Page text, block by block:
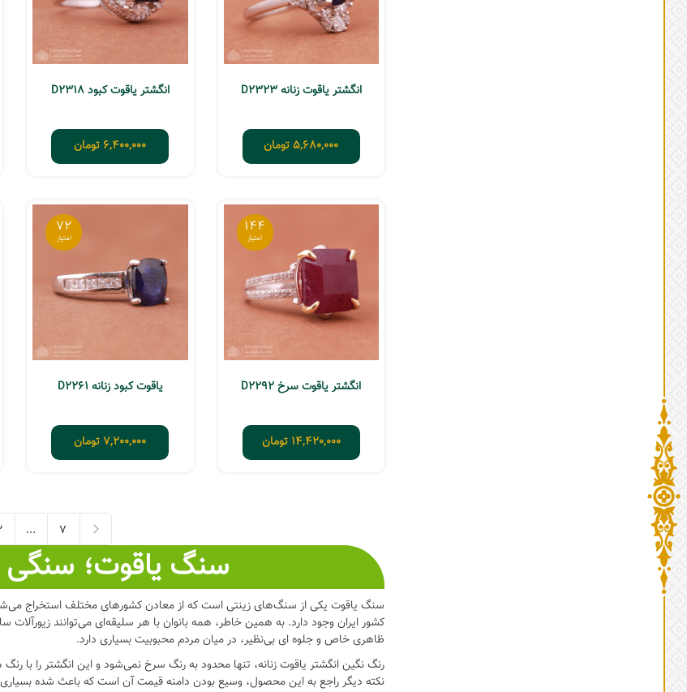
انگشتر یاقوت زنانه D2323
5,680,000تومان
انگشتر یاقوت کبود D2318
6,400,000 تومان
144
انگشتر یاقوت سرخ D2292
14,420,000 تومان
72
یاقوت کبود زنانه D2261
7,200,000 تومان
...
7
1
سنگ یاقوت؛ سنگی
سنگ یاقوت یکی از سنگ‌های زینتی است که از معادن کشورهای مختلف استخراج
کشور ایران وجود دارد. به همین خاطر، همه بانوان با هر سلیقه‌ای می‌توانند زیورآلات
ظاهری خاص و جلوه ای بی‌نظیر، در میان مردم محبوبیت بسیاری دارد.
رنگ نگین انگشتر یاقوت زنانه، تنها محدود به رنگ سرخ نمی‌شود و این انگشتر را با
نکته دیگر راجع به این محصول، وسیع بودن دامنه قیمت آن است که باعث شده بسیاری